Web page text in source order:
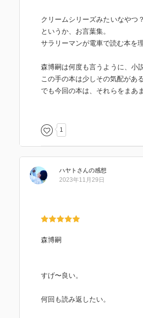
クリームシリーズみたいなやつ
というか、お言葉集。
サラリーマンが電車で読む本を
森博嗣は何度も言うように、小
この手の本は少しその気配がある
でも今回の本は、それらをまあ
同意したのは、やめようぜ！
が好きだったという回。
あの森博嗣も幼少期にサンダー
たタイトルが出てきてしまった
いなあと思う。
のこと。
1
ハヤト さんの感想
2023年11月29日
森博嗣
すげ〜良い。
何回も読み返したい。